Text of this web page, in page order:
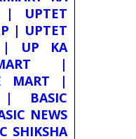
| UPTET
| UPTET
| UP KA
|
MART |
| BASIC
NEWS
SHIKSHA